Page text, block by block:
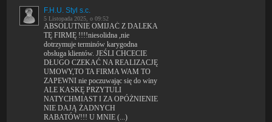
F.H.U. Styl s.c.
5 Listopada 2025, o 09:52
ABSOLUTNIE OMIJAĆ Z DALEKA
TĘ FIRMĘ !!!!niesolidna ,nie
dotrzymuje terminów karygodna
obsługa klientów. JEŚLI CHCECIE
DŁUGO CZEKAĆ NA REALIZACJĘ
UMOWY,TO TA FIRMA WAM TO
ZAPEWNI nie poczuwając się do winy
ALE KASKĘ PRZYTULI
NATYCHMIAST I ZA OPÓŻNIENIE
NIE DAJĄ ŻADNYCH
RABATÓW!!! U MNIE (...)